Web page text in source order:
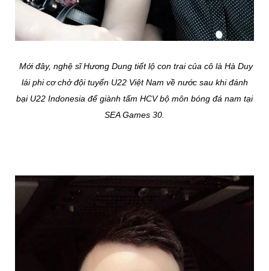
Mới đây, nghệ sĩ Hương Dung tiết lộ con trai của cô là Hà Duy
lái phi cơ chở đội tuyển U22 Việt Nam về nước sau khi đánh
bại U22 Indonesia để giành tấm HCV bộ môn bóng đá nam tại
SEA Games 30.